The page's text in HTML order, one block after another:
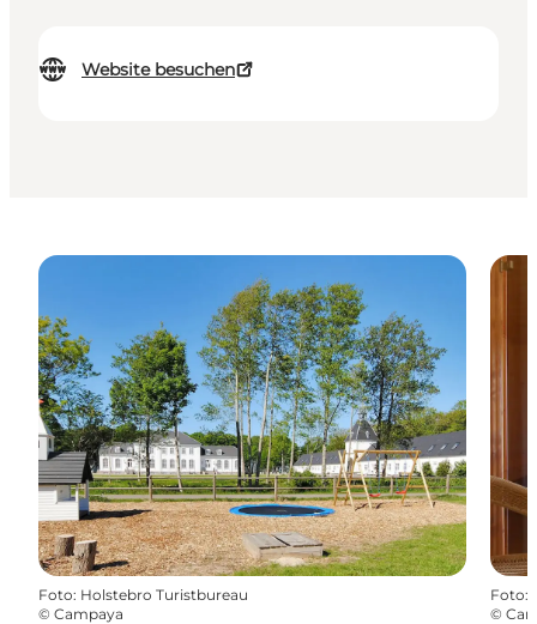
Website besuchen
Foto: Holstebro Turistbureau
© Campaya
Foto:
©